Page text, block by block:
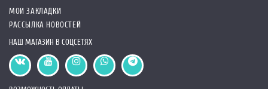
МОИ ЗАКЛАДКИ
РАССЫЛКА НОВОСТЕЙ
НАШ МАГАЗИН В СОЦСЕТЯХ